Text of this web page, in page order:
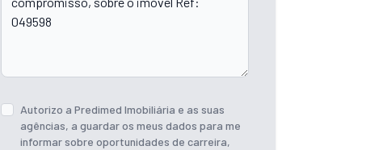
Autorizo a Predimed Imobiliária e as suas
agências, a guardar os meus dados para me
informar sobre oportunidades de carreira,